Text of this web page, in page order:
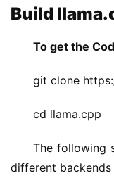
们
Build
To get the
git clone
cd llama.cpp
The following
different